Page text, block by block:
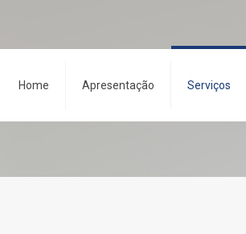
Home Apresentação Serviços